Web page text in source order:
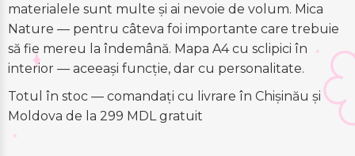
materialele sunt multe și ai nevoie de volum. Mica
Nature — pentru câteva foi importante care trebuie
să fie mereu la îndemână. Mapa A4 cu sclipici în
interior — aceeași funcție, dar cu personalitate.
Totul în stoc — comandați cu livrare în Chișinău și
Moldova de la 299 MDL gratuit